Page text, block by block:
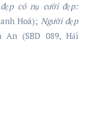
có nụ cười đẹp:
Hoá); Người đẹp
(SBD 089, Hải